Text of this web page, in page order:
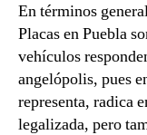
En términos
Placas en Puebla
vehículos
angelópolis, pues
representa, radica
legalizada, pero